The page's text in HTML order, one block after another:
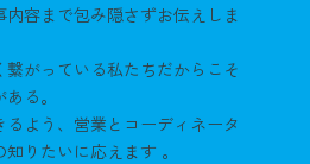
容まで包み隠さずお伝えしま
がっている私たちだからこそ
る。
よう、営業とコーディネータ
りたいに応えます 。